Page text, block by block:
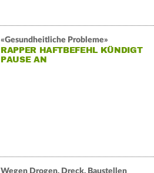
«Gesundheitliche Probleme»
RAPPER HAFTBEFEHL KÜNDIGT
PAUSE AN
Wegen Drogen, Dreck, Baustellen